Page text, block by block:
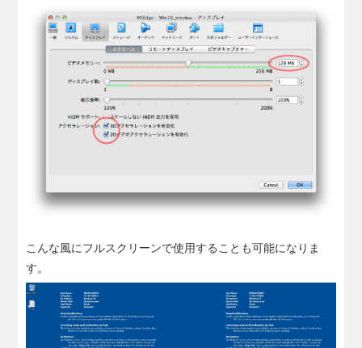
こんな風にフルスクリーンで使用することも可能になりま
す。